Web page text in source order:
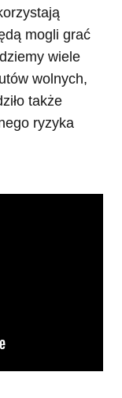
mogli grać
wiele
wolnych,
także
ryzyka